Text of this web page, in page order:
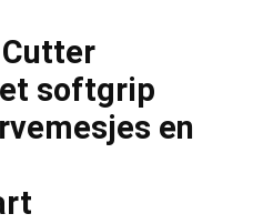
softgrip
en